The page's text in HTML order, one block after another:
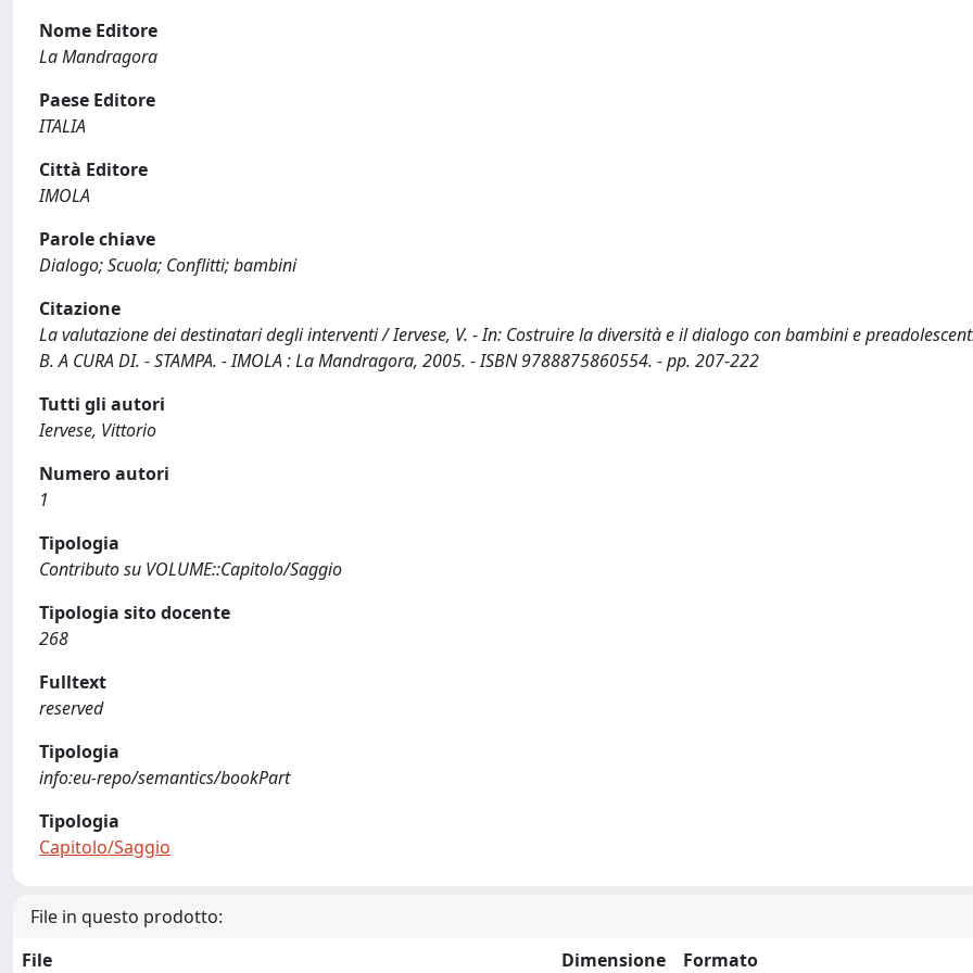
Nome Editore
La Mandragora
Paese Editore
ITALIA
Città Editore
IMOLA
Parole chiave
Dialogo; Scuola; Conflitti; bambini
Citazione
La valutazione dei destinatari degli interventi / Iervese, V. - In: Costruire la diversità e il dialogo con bambini e
B. A CURA DI. - STAMPA. - IMOLA : La Mandragora, 2005. - ISBN 9788875860554. - pp. 207-222
Tutti gli autori
Iervese, Vittorio
Numero autori
1
Tipologia
Contributo su VOLUME::Capitolo/Saggio
Tipologia sito docente
268
Fulltext
reserved
Tipologia
info:eu-repo/semantics/bookPart
Tipologia
Capitolo/Saggio
File in questo prodotto:
File
Dimensione Formato